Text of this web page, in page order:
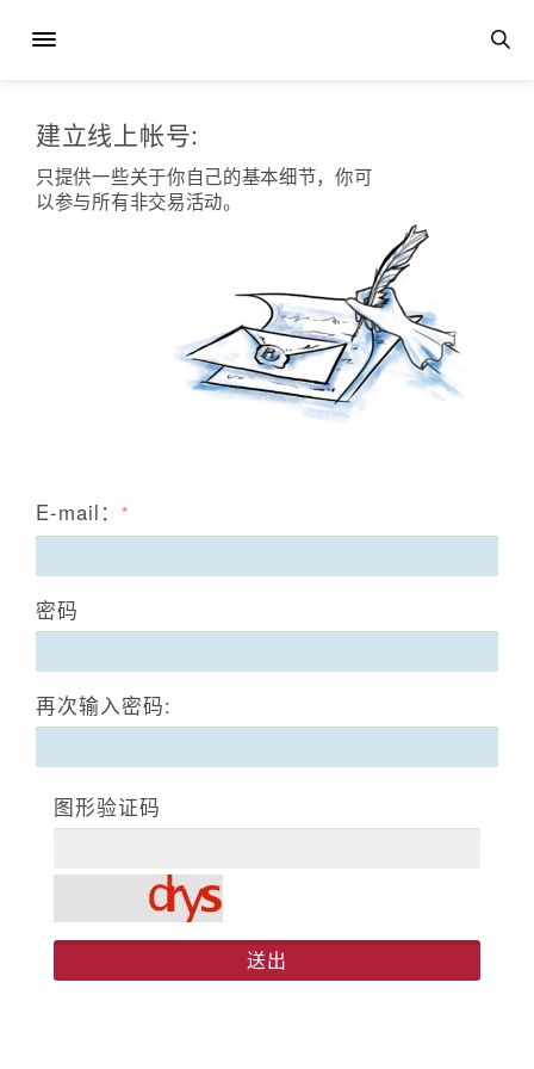
建立线上帐号:
只提供一些关于你自己的基本细节，你可
以参与所有非交易活动。
E-mail： *
密码
再次输入密码:
图形验证码
送出